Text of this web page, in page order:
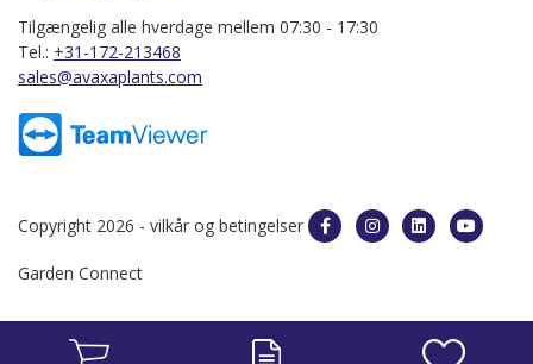
Tilgængelig alle hverdage mellem 07:30 - 17:30
Tel.: +31-172-213468
sales@avaxaplants.com
Copyright 2026 - vilkår og betingelser
Garden Connect